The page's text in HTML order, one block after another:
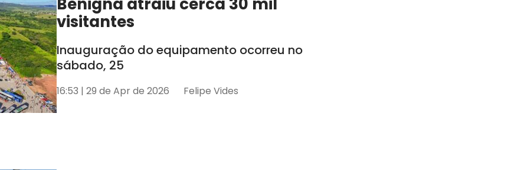
visitantes
Inauguração do equipamento ocorreu no
sábado, 25
16:53 | 29 de Apr de 2026 Felipe Vides